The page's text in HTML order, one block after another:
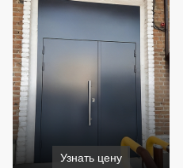
Узнать цену